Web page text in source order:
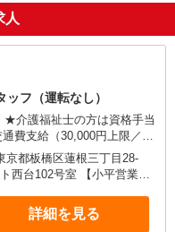
人
フ（運転なし）
★介護福祉士の方は資格手当
費支給（30,000円上限／
平均残業時間15時間）残業
京都板橋区蓮根三丁目28-
西台102号室 【小平営業
ンター調布】東京都調布市国
調布1990A館 【在宅介護
詳細を見る